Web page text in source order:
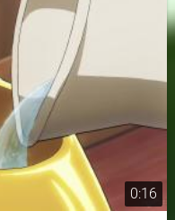
0:16